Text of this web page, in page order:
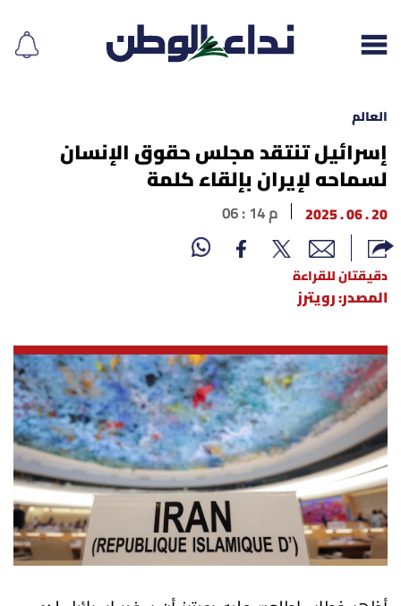
إقرأ الجريدة
لبنان
الغلاف
محليات
أسرار
متفرقات
نداء القرّاء
خاص الموقع
العالم
إسرائيل تنتقد مجلس حقوق الإنسان
لسماحه لإيران بإلقاء كلمة
20 . 06 . 2025 06 : 14 م
دقيقتان للقراءة
المصدر: رويترز